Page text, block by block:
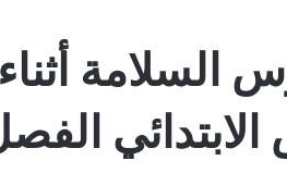
السلامة أثناء